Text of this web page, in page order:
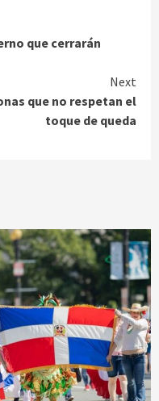
que cerrarán
Next
que no respetan el
toque de queda